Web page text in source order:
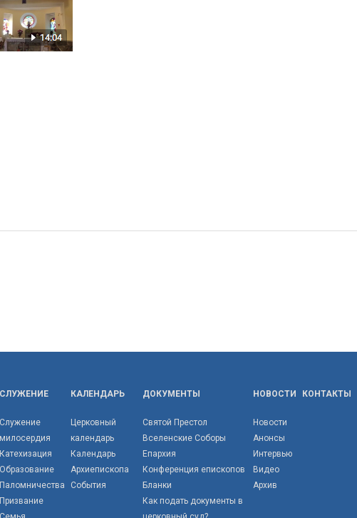
СЛУЖЕНИЕ
Служение
милосердия
Катехизация
Образование
Паломничества
Призвание
КАЛЕНДАРЬ
Церковный
календарь
Календарь
Архиепископа
События
ДОКУМЕНТЫ
Святой Престол
Вселенские Соборы
Епархия
Конференция епископов
Бланки
Как подать документы в
НОВОСТИ
Новости
Анонсы
Интервью
Видео
Архив
КОНТАКТЫ